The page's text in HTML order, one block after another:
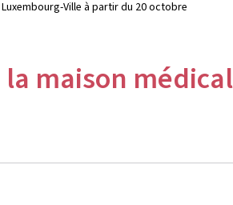
Ville à partir du 20 octobre
maison